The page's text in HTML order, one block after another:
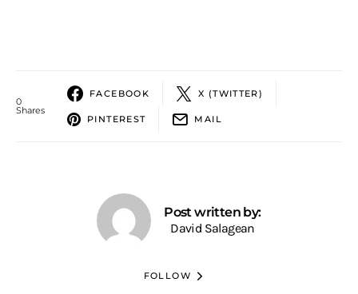
0
Shares
FACEBOOK X (TWITTER)
PINTEREST MAIL
Post written by:
David Salagean
FOLLOW